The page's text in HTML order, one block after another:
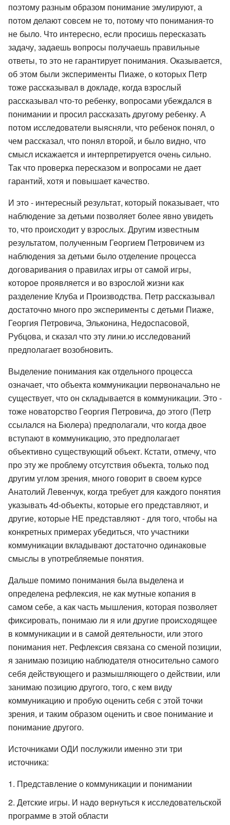
поэтому разным образом понимание эмулируют, а
потом делают совсем не то, потому что понимания-то
не было. Что интересно, если просишь пересказать
задачу, задаешь вопросы получаешь правильные
ответы, то это не гарантирует понимания. Оказывается,
об этом были эксперименты Пиаже, о которых Петр
тоже рассказывал в докладе, когда взрослый
рассказывал что-то ребенку, вопросами убеждался в
понимании и просил рассказать другому ребенку. А
потом исследователи выясняли, что ребенок понял, о
чем рассказал, что понял второй, и было видно, что
смысл искажается и интерпретируется очень сильно.
Так что проверка пересказом и вопросами не дает
гарантий, хотя и повышает качество.
И это - интересный результат, который показывает, что
наблюдение за детьми позволяет более явно увидеть
то, что происходит у взрослых. Другим известным
результатом, полученным Георгием Петровичем из
наблюдения за детьми было отделение процесса
договаривания о правилах игры от самой игры,
которое проявляется и во взрослой жизни как
разделение Клуба и Производства. Петр рассказывал
достаточно много про эксперименты с детьми Пиаже,
Георгия Петровича, Эльконина, Недоспасовой,
Рубцова, и сказал что эту лини.ю исследований
предполагает возобновить.
Выделение понимания как отдельного процесса
означает, что объекта коммуникации первоначально не
существует, что он складывается в коммуникации. Это -
тоже новаторство Георгия Петровича, до этого (Петр
ссылался на Бюлера) предполагали, что когда двое
вступают в коммуникацию, это предполагает
объективно существующий объект. Кстати, отмечу, что
про эту же проблему отсутствия объекта, только под
другим углом зрения, много говорит в своем курсе
Анатолий Левенчук, когда требует для каждого понятия
указывать 4d-объекты, которые его представляют, и
другие, которые НЕ представляют - для того, чтобы на
конкретных примерах убедиться, что участники
коммуникации вкладывают достаточно одинаковые
смыслы в употребляемые понятия.
Дальше помимо понимания была выделена и
определена рефлексия, не как мутные копания в
самом себе, а как часть мышления, которая позволяет
фиксировать, понимаю ли я или другие происходящее
в коммуникации и в самой деятельности, или этого
понимания нет. Рефлексия связана со сменой позиции,
я занимаю позицию наблюдателя относительно самого
себя действующего и размышляющего о действии, или
занимаю позицию другого, того, с кем виду
коммуникацию и пробую оценить себя с этой точки
зрения, и таким образом оценить и свое понимание и
понимание другого.
Источниками ОДИ послужили именно эти три
источника:
Представление о коммуникации и понимании
Детские игры. И надо вернуться к исследовательской
программе в этой области